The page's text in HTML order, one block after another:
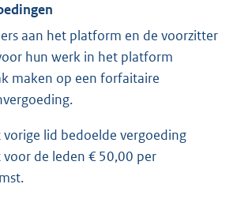
aan het platform en de voorzitter
hun werk in het platform
maken op een forfaitaire
vorige lid bedoelde vergoeding
voor de leden € 50,00 per